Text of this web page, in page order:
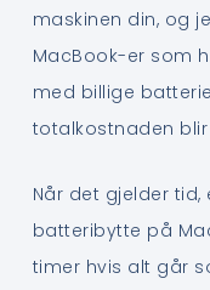
maskinen din, og
MacBook-er som
med billige
totalkostnaden
Når det gjelder
batteribytte på
timer hvis alt går